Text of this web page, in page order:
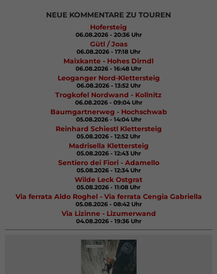
NEUE KOMMENTARE ZU TOUREN
Hofersteig
06.08.2026 - 20:36 Uhr
Gütl / Joas
06.08.2026 - 17:18 Uhr
Maixkante - Hohes Dirndl
06.08.2026 - 16:48 Uhr
Leoganger Nord-Klettersteig
06.08.2026 - 13:52 Uhr
Trogkofel Nordwand - Kollnitz
06.08.2026 - 09:04 Uhr
Baumgartnerweg - Hochschwab
05.08.2026 - 14:04 Uhr
Reinhard Schiestl Klettersteig
05.08.2026 - 12:52 Uhr
Madrisella Klettersteig
05.08.2026 - 12:43 Uhr
Sentiero dei Fiori - Adamello
05.08.2026 - 12:34 Uhr
Wilde Leck Ostgrat
05.08.2026 - 11:08 Uhr
Via ferrata Aldo Roghel - Via ferrata Cengia Gabriella
05.08.2026 - 08:42 Uhr
Via Lizinne - Lizumerwand
04.08.2026 - 19:36 Uhr